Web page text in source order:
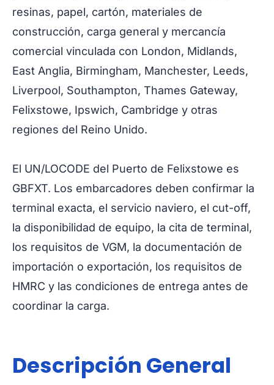
resinas, papel, cartón, materiales de
construcción, carga general y mercancía
comercial vinculada con London, Midlands,
East Anglia, Birmingham, Manchester, Leeds,
Liverpool, Southampton, Thames Gateway,
Felixstowe, Ipswich, Cambridge y otras
regiones del Reino Unido.
El UN/LOCODE del Puerto de Felixstowe es
GBFXT. Los embarcadores deben confirmar la
terminal exacta, el servicio naviero, el cut-off,
la disponibilidad de equipo, la cita de terminal,
los requisitos de VGM, la documentación de
importación o exportación, los requisitos de
HMRC y las condiciones de entrega antes de
coordinar la carga.
Descripción General